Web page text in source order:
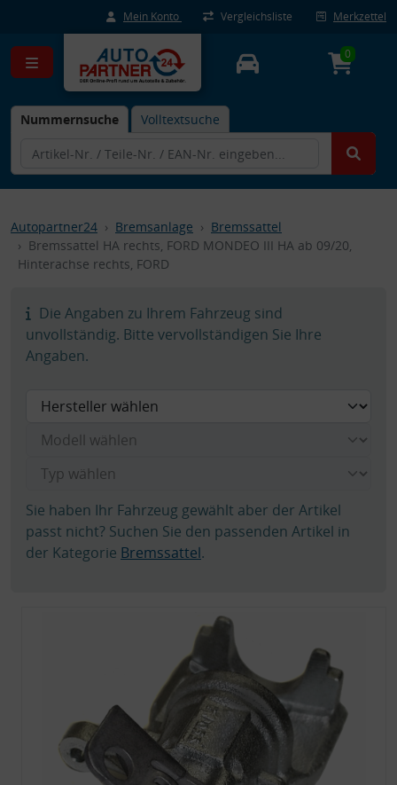
Mein Konto Vergleichsliste Merkzettel
Nummernsuche Volltextsuche
0
Autopartner24 Bremsanlage
Bremssattel
Bremssattel HA rechts, FORD MONDEO III HA ab 09/20,
Hinterachse rechts, FORD
Die Angaben zu Ihrem Fahrzeug sind
unvollständig. Bitte vervollständigen Sie Ihre
Angaben.
Sie haben Ihr Fahrzeug gewählt aber der Artikel
passt nicht? Suchen Sie den passenden Artikel in
der Kategorie Bremssattel.